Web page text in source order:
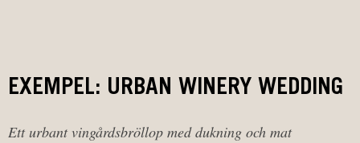
EXEMPEL: URBAN WINERY WEDDING
Ett urbant vingårdsbröllop med dukning och mat